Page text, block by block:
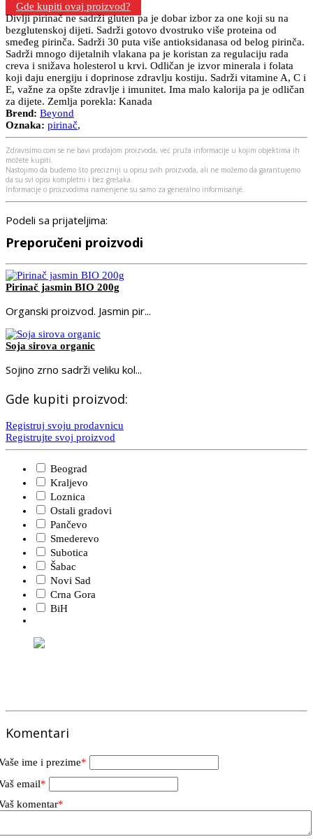
Gde kupiti ovaj proizvod?
Divlji pirinač ne sadrži gluten pa je dobar izbor za one koji su na
bezglutenskoj dijeti. Sadrži gotovo dvostruko više proteina od
smeđeg pirinča. Sadrži 30 puta više antioksidanasa od belog pirinča.
Sadrži mnogo dijetalnih vlakana pa je koristan za regulaciju rada
creva i snižava holesterol u krvi. Odličan je izvor minerala i folata
koji daju energiju i doprinose zdravlju kostiju. Sadrži vitamine A, C i
E, važne za opšte zdravlje i imunitet. Ima malo kalorija pa je odličan
za dijete. Zemlja porekla: Kanada
Brend: Beyond
Oznaka: pirinač,
Zdravisimo.com se ne bavi prodajom proizvoda, već pruža informacije u kojim objektima ih
možete kupiti.
Nastojimo da budemo što precizniji u opisu svih proizvoda, ali ne možemo da garantujemo
da su svi opisi kompletni i bez grešaka.
Informacije o proizvodima namenjene su samo za generalno informisanje.
Podeli sa prijateljima:
Preporučeni proizvodi
Pirinač jasmin BIO 200g
Organski proizvod. Jasmin pir...
Soja sirova organic
Sojino zrno sadrži veliku kol...
Gde kupiti proizvod:
Registruj svoju prodavnicu
Registrujte svoj proizvod
Beograd
Kraljevo
Loznica
Ostali gradovi
Pančevo
Smederevo
Subotica
Šabac
Novi Sad
Crna Gora
BiH
Komentari
ime i prezime*
email*
komentar*